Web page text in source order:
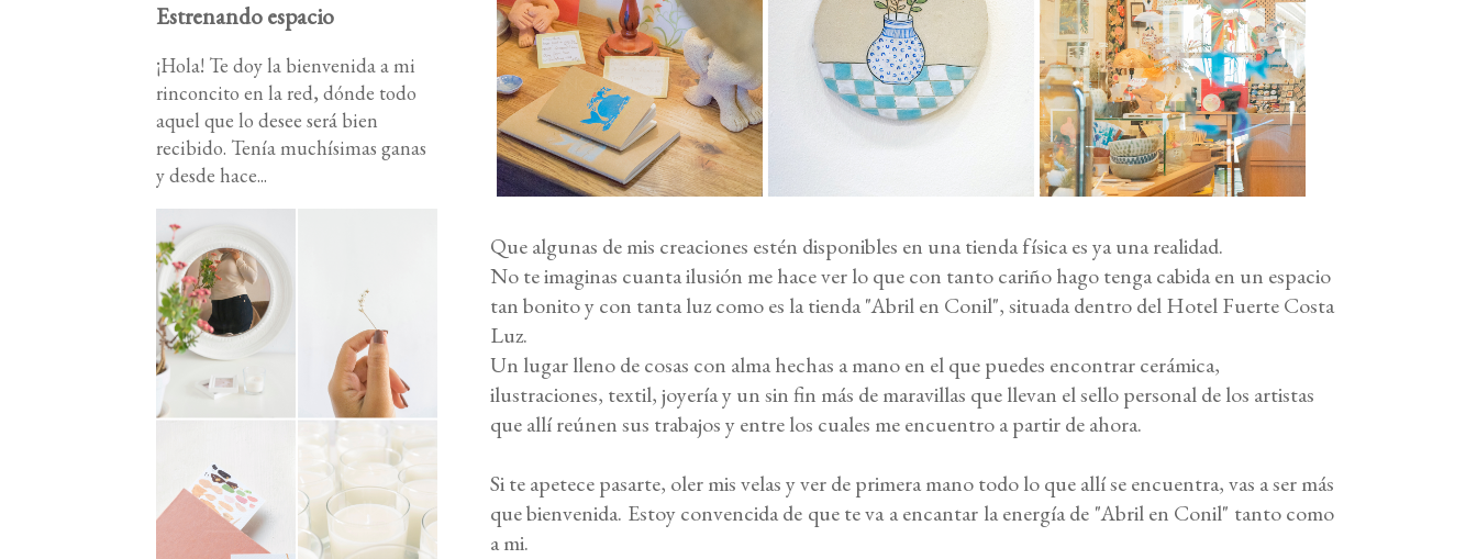
Que algunas de mis creaciones estén disponibles en una tienda física es ya una realidad.
No te imaginas cuanta ilusión me hace ver lo que con tanto cariño hago tenga cabida en un espacio
tan bonito y con tanta luz como es la tienda "Abril en Conil", situada dentro delHotel Fuerte Costa
Luz.
Un lugar lleno de cosas con alma hechas a mano en el que puedes encontrar cerámica,
ilustraciones, textil, joyería y un sin fin más de maravillas que llevan el sello personal de los artistas
que allí reúnen sus trabajos y entre los cuales me encuentro a partir de ahora.
Si te apetece pasarte, oler mis velas y ver de primera mano todo lo que allí se encuentra, vas a ser más
que bienvenida. Estoy convencida de que te va a encantar la energía de "Abril en Conil" tanto como
a mi.
Estrenando espacio
¡Hola! Te doy la bienvenida a mi
rinconcito en la red, dónde todo
aquel que lo desee será bien
recibido. Tenía muchísimas ganas
y desde hace...